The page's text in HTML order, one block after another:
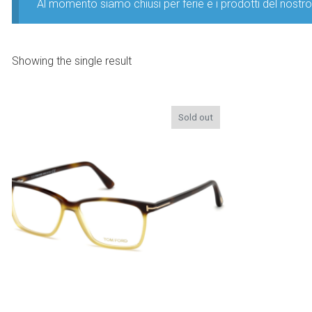
Al momento siamo chiusi per ferie e i prodotti del
Showing the single result
Sold out